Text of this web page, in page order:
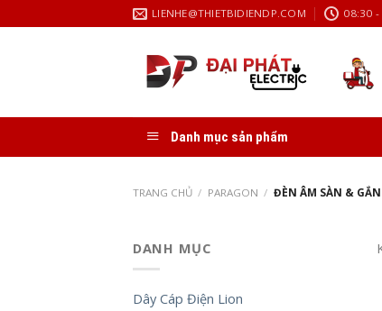
to
LIENHE@THIETBIDIENDP.COM 08:30 -
Danh mục sản phẩm
TRANG CHỦ / PARAGON / ĐÈN ÂM SÀN &
DANH MỤC
Dây Cáp Điện Lion